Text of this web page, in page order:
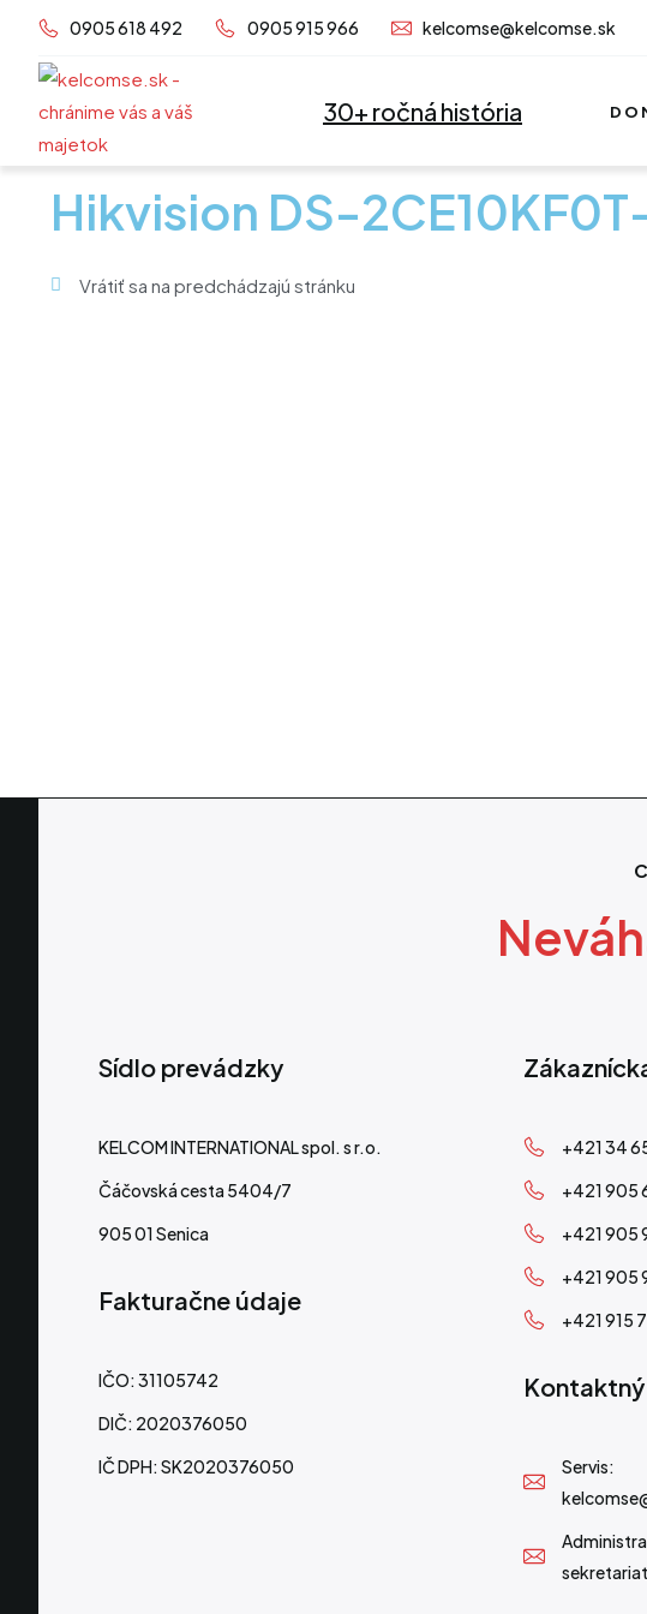
Preskočiť
obsah
0905 618 492 0905 915 966 kelcomse@kelcomse.sk
30+ ročná história
Hikvision DS-
Vrátiť sa na predchádzajú stránku
Sídlo prevádzky
KELCOM INTERNATIONAL spol. s r.o.
Čáčovská cesta 5404/7
905 01 Senica
Fakturačne údaje
IČO: 31105742
DIČ: 2020376050
IČ DPH: SK2020376050
+421 34
+421 905
+421 905
+421 905
+421 915
Servis: